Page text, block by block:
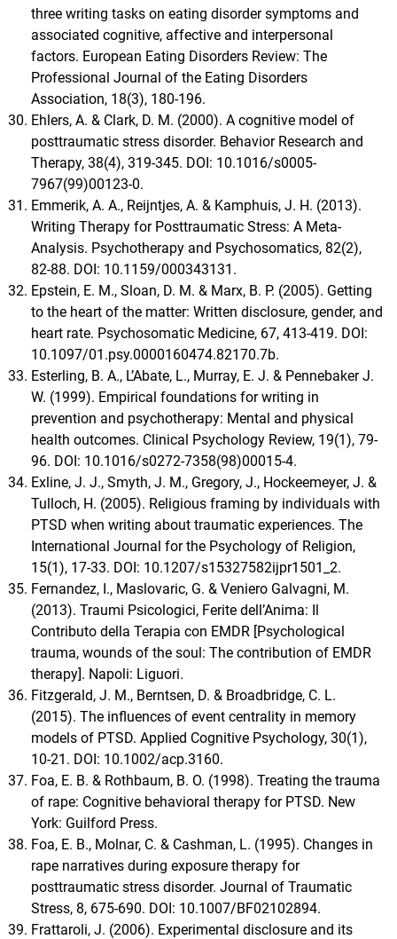
three writing tasks on eating disorder symptoms and
associated cognitive, affective and interpersonal
factors. European Eating Disorders Review: The
Professional Journal of the Eating Disorders
Association, 18(3), 180-196.
Ehlers, A. & Clark, D. M. (2000). A cognitive model of
posttraumatic stress disorder. Behavior Research and
Therapy, 38(4), 319-345. DOI: 10.1016/s0005-
7967(99)00123-0.
Emmerik, A. A., Reijntjes, A. & Kamphuis, J. H. (2013).
Writing Therapy for Posttraumatic Stress: A Meta-
Analysis. Psychotherapy and Psychosomatics, 82(2),
82-88. DOI: 10.1159/000343131.
Epstein, E. M., Sloan, D. M. & Marx, B. P. (2005). Getting
to the heart of the matter: Written disclosure, gender, and
heart rate. Psychosomatic Medicine, 67, 413-419. DOI:
10.1097/01.psy.0000160474.82170.7b.
Esterling, B. A., L’Abate, L., Murray, E. J. & Pennebaker J.
W. (1999). Empirical foundations for writing in
prevention and psychotherapy: Mental and physical
health outcomes. Clinical Psychology Review, 19(1), 79-
96. DOI: 10.1016/s0272-7358(98)00015-4.
Exline, J. J., Smyth, J. M., Gregory, J., Hockeemeyer, J. &
Tulloch, H. (2005). Religious framing by individuals with
PTSD when writing about traumatic experiences. The
International Journal for the Psychology of Religion,
15(1), 17-33. DOI: 10.1207/s15327582ijpr1501_2.
Fernandez, I., Maslovaric, G. & Veniero Galvagni, M.
(2013). Traumi Psicologici, Ferite dell’Anima: Il
Contributo della Terapia con EMDR [Psychological
trauma, wounds of the soul: The contribution of EMDR
therapy]. Napoli: Liguori.
Fitzgerald, J. M., Berntsen, D. & Broadbridge, C. L.
(2015). The influences of event centrality in memory
models of PTSD. Applied Cognitive Psychology, 30(1),
10-21. DOI: 10.1002/acp.3160.
Foa, E. B. & Rothbaum, B. O. (1998). Treating the trauma
of rape: Cognitive behavioral therapy for PTSD. New
York: Guilford Press.
Foa, E. B., Molnar, C. & Cashman, L. (1995). Changes in
rape narratives during exposure therapy for
posttraumatic stress disorder. Journal of Traumatic
Stress, 8, 675-690. DOI: 10.1007/BF02102894.
Frattaroli, J. (2006). Experimental disclosure and its